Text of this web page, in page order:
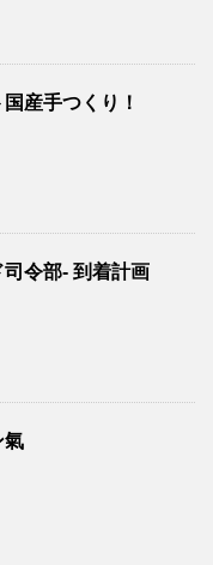
産手つくり！
令部- 到着計画
氣